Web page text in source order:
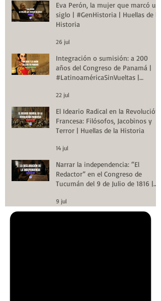
Eva Perón, la mujer que marcó un
siglo | #GenHistoria | Huellas de la
Historia
26 jul
Integración o sumisión: a 200
años del Congreso de Panamá |
#LatinoaméricaSinVueltas |
22 jul
El Ideario Radical en la Revolución
Francesa: Filósofos, Jacobinos y
Terror | Huellas de la Historia
14 jul
Narrar la independencia: “El
Redactor” en el Congreso de
Tucumán del 9 de Julio de 1816 |
9 jul